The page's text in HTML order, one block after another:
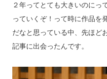
２年ってとても大きいのにっ
っていくぞ！って時に作品を
だなと思っている中、先ほど
記事に出会ったんです。